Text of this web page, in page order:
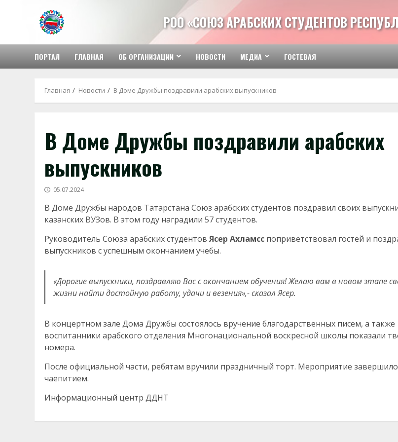
содержимому
РОО «СОЮЗ АРАБСКИХ СТУДЕНТОВ
ПОРТАЛ ГЛАВНАЯ ОБ ОРГАНИЗАЦИИ НОВОСТИ МЕДИА ГОСТЕВАЯ
Главная Новости В Доме Дружбы поздравили арабских выпускников
В Доме Дружбы поздравили арабских
выпускников
05.07.2024
В Доме Дружбы народов Татарстана Союз арабских студентов поздравил своих
казанских ВУЗов. В этом году наградили 57 студентов.
Руководитель Союза арабских студентов Ясер Ахламсс поприветствовал гостей и
выпускников с успешным окончанием учебы.
«Дорогие выпускники, поздравляю Вас с окончанием обучения! Желаю вам в новом этапе
жизни найти достойную работу, удачи и везения»,- сказал Ясер.
В концертном зале Дома Дружбы состоялось вручение благодарственных писем, а также
воспитанники арабского отделения Многонациональной воскресной школы показали
номера.
После официальной части, ребятам вручили праздничный торт. Мероприятие
чаепитием.
Информационный центр ДДНТ